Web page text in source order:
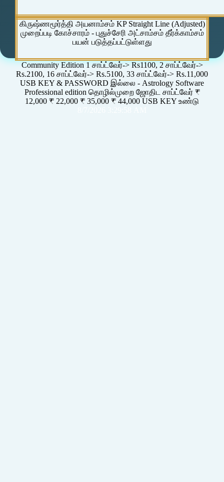
கிருஷ்ணமூர்த்தி அயனாம்சம் KP Straight Line (Adjusted)
முறைப்படி கோச்சாரம் - புதுச்சேரி அட்சாம்சம் தீர்க்காம்சம்
பயன் படுத்தப்பட்டுள்ளது
Community Edition 1 சாப்ட்வேர்-> Rs1100, 2 சாப்ட்வேர்->
Rs.2100, 16 சாப்ட்வேர்-> Rs.5100, 33 சாப்ட்வேர்-> Rs.11,000
USB KEY & PASSWORD இல்லை - Astrology Software
Professional edition தொழில்முறை ஜோதிட சாப்ட்வேர் ₹
12,000 ₹ 22,000 ₹ 35,000 ₹ 44,000 USB KEY உண்டு